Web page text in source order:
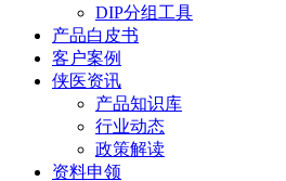
DIP分组工具
产品白皮书
客户案例
侠医资讯
产品知识库
行业动态
政策解读
资料申领